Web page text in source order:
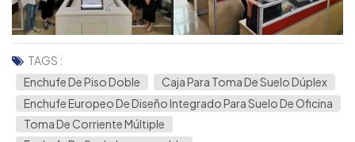
TAGS :
Enchufe De Piso Doble
Caja Para Toma De Suelo Dúplex
Enchufe Europeo De Diseño Integrado Para Suelo De Oficina
Toma De Corriente Múltiple